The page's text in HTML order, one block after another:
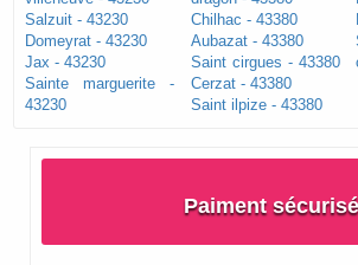
Salzuit - 43230
Domeyrat - 43230
Jax - 43230
Sainte marguerite -
43230
Chilhac - 43380
Aubazat - 43380
Saint cirgues - 43380
Cerzat - 43380
Saint ilpize - 43380
Paiment sécurisé